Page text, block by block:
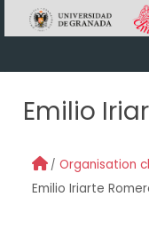
Skip to main content
Emilio
Organisation
Emilio Iriarte